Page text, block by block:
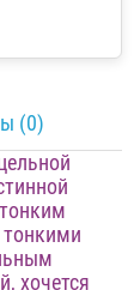
(0)
хочется